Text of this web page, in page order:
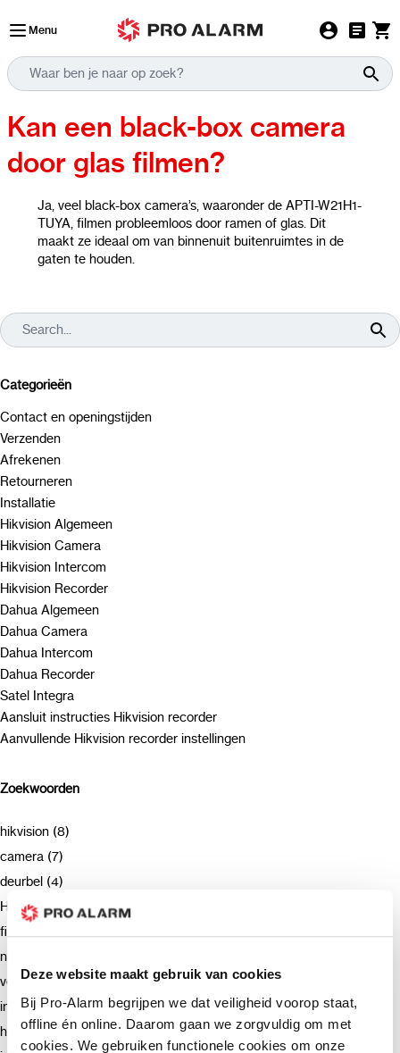
Deze website maakt gebruik van cookies
Bij Pro-Alarm begrijpen we dat veiligheid voorop staat,
offline én online. Daarom gaan we zorgvuldig om met
cookies. We gebruiken functionele cookies om onze
Menu
Kan een black-box camera
door glas filmen?
Ja, veel black-box camera’s, waaronder de APTI-W21H1-
TUYA, filmen probleemloos door ramen of glas. Dit
maakt ze ideaal om van binnenuit buitenruimtes in de
gaten te houden.
Categorieën
Contact en openingstijden
Verzenden
Afrekenen
Retourneren
Installatie
Hikvision Algemeen
Hikvision Camera
Hikvision Intercom
Hikvision Recorder
Dahua Algemeen
Dahua Camera
Dahua Intercom
Dahua Recorder
Satel Integra
Aansluit instructies Hikvision recorder
Aanvullende Hikvision recorder instellingen
Zoekwoorden
hikvision (8)
camera (7)
deurbel (4)
Hikvision (3)
firmware (3)
netwerkrecorder (2)
verzending (2)
intercom (2)
hik-connect (2)